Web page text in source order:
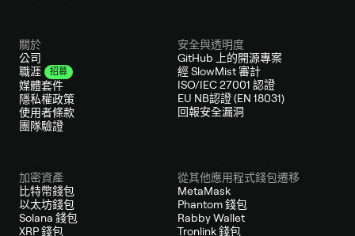
關於
公司
職涯
招募
媒體套件
隱私權政策
使用者條款
團隊驗證
安全與透明度
GitHub 上的開源專案
經 SlowMist 審計
ISO/IEC 27001 認證
EU NB認證 (EN 18031)
回報安全漏洞
加密資產
比特幣錢包
以太坊錢包
Solana 錢包
XRP 錢包
從其他應用程式錢包遷移
MetaMask
Phantom 錢包
Rabby Wallet
Tronlink 錢包